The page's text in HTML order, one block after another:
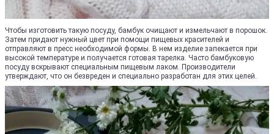
Чтобы изготовить такую посуду, бамбук очищают и измельчают в порошок.
Затем придают нужный цвет при помощи пищевых красителей и
отправляют в пресс необходимой формы. В нем изделие запекается при
высокой температуре и получается готовая тарелка. Часто бамбуковую
посуду вскрывают специальным пищевым лаком. Производители
утверждают, что он безвреден и специально разработан для этих целей.